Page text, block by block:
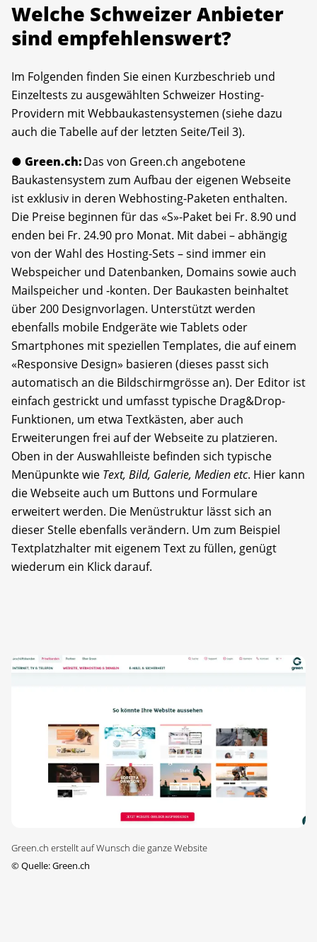
Welche Schweizer Anbieter
sind empfehlenswert?
Im Folgenden finden Sie einen Kurzbeschrieb und
Einzeltests zu ausgewählten Schweizer Hosting-
Providern mit Webbaukastensystemen (siehe dazu
auch die Tabelle auf der letzten Seite/Teil 3).
● Green.ch:Das von Green.ch angebotene
Baukastensystem zum Aufbau der eigenen Webseite
ist exklusiv in deren Webhosting-Paketen enthalten.
Die Preise beginnen für das «S»-Paket bei Fr. 8.90 und
enden bei Fr. 24.90 pro Monat. Mit dabei – abhängig
von der Wahl des Hosting-Sets – sind immer ein
Webspeicher und Datenbanken, Domains sowie auch
Mailspeicher und -konten. Der Baukasten beinhaltet
über 200 Designvorlagen. Unterstützt werden
ebenfalls mobile Endgeräte wie Tablets oder
Smartphones mit speziellen Templates, die auf einem
«Responsive Design» basieren (dieses passt sich
automatisch an die Bildschirmgrösse an). Der Editor ist
einfach gestrickt und umfasst typische Drag&Drop-
Funktionen, um etwa Textkästen, aber auch
Erweiterungen frei auf der Webseite zu platzieren.
Oben in der Auswahlleiste befinden sich typische
Menüpunkte wie Text, Bild, Galerie, Medien etc. Hier kann
die Webseite auch um Buttons und Formulare
erweitert werden. Die Menüstruktur lässt sich an
dieser Stelle ebenfalls verändern. Um zum Beispiel
Textplatzhalter mit eigenem Text zu füllen, genügt
wiederum ein Klick darauf.
Green.ch erstellt auf Wunsch die ganze Website
©Quelle: Green.ch